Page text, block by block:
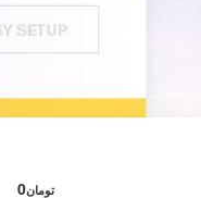
0تومان